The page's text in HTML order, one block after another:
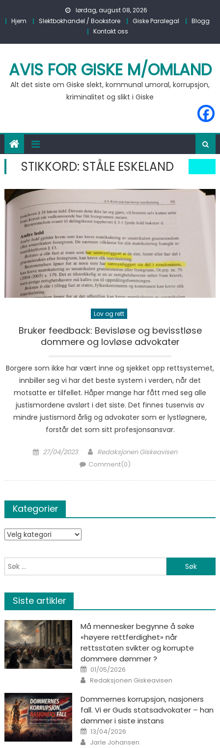
lørdag, august 08, 2026
Hjem
Slektbokhandel / Bookstore Giske Paralegal
Blogg
Kontakt oss
AVIS FOR GISKE M/OMLAND
Alt det siste om Giske slekt, kommunal umoral, korrupsjon,
kriminalitet og slikt i Giske
STIKKORD: STÅLE ESKELAND
Lov og rett
Bruker feedback: Bevisløse og bevisstløse
dommere og lovløse advokater
Borgere som ikke har vært inne og sjekket opp rettsystemet,
innbiller seg vi har det beste system i verden, når det
motsatte er tilfellet. Håper mange har fått med seg alle
justismordene avslørt i det siste. Det finnes tusenvis av
mindre justismord årlig og advokater som er lystløgnere,
forstår det som sitt profesjonsansvar.
Posted on
27/04/2023 Author
Redaksjonen Giskeavisen
Comment(0)
Kategorier
Kategorier
Søk etter:
Siste artikler
Må mennesker begynne å søke
«høyere rettferdighet» når
rettsstaten svikter og korrupte
dommere dømmer ?
Posted on
01/05/2026
Author
Redaksjonen Giskeavisen
Dommernes korrupsjon, nasjoners
fall. Vi er Guds statsadvokater – han
dømmer i siste instans
Posted on
13/04/2026
Author
Jarle Johansen